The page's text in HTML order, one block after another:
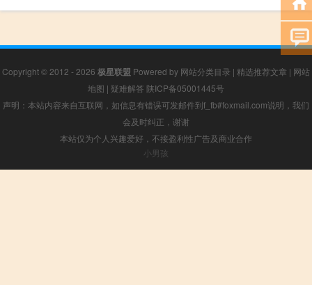
Copyright © 2012 - 2026 极星联盟 Powered by 网站分类目录 | 精选推荐文章 | 网站
地图 | 疑难解答 陕ICP备05001445号
声明：本站内容来自互联网，如信息有错误可发邮件到f_fb#foxmail.com说明，我们
会及时纠正，谢谢
本站仅为个人兴趣爱好，不接盈利性广告及商业合作
小男孩